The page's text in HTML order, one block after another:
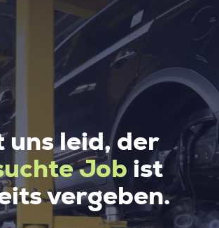
uns leid, der
Job ist
vergeben.